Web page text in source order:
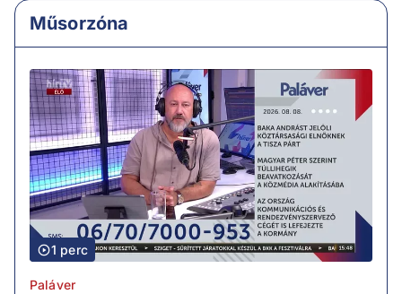
Műsorzóna
1 perc
Paláver